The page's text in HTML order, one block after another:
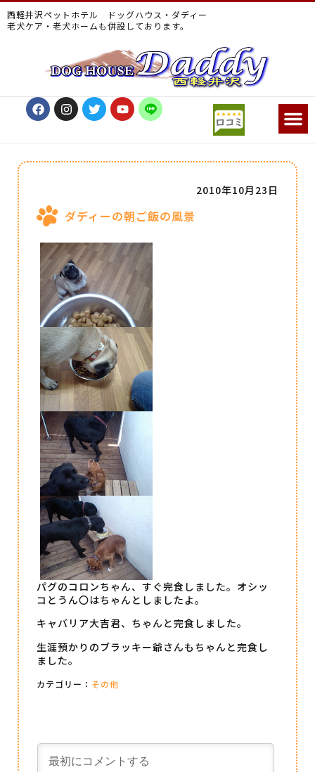
西軽井沢ペットホテル ドッグハウス・ダディー
老犬ケア・老犬ホームも併設しております。
ダディーの朝ご飯の風景
2010年10月23日
パグのコロンちゃん、すぐ完食しました。オシッ
コとうん〇はちゃんとしましたよ。
キャバリア大吉君、ちゃんと完食しました。
生涯預かりのブラッキー爺さんもちゃんと完食し
ました。
カテゴリー： その他